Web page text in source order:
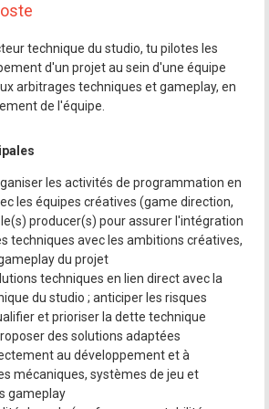
technique du studio, tu pilotes les
d'un projet au sein d'une équipe
arbitrages techniques et gameplay, en
de l'équipe.
les activités de programmation en
les équipes créatives (game direction,
producer(s) pour assurer l'intégration
techniques avec les ambitions créatives,
du projet
techniques en lien direct avec la
du studio ; anticiper les risques
et prioriser la dette technique
des solutions adaptées
au développement et à
mécaniques, systèmes de jeu et
gameplay